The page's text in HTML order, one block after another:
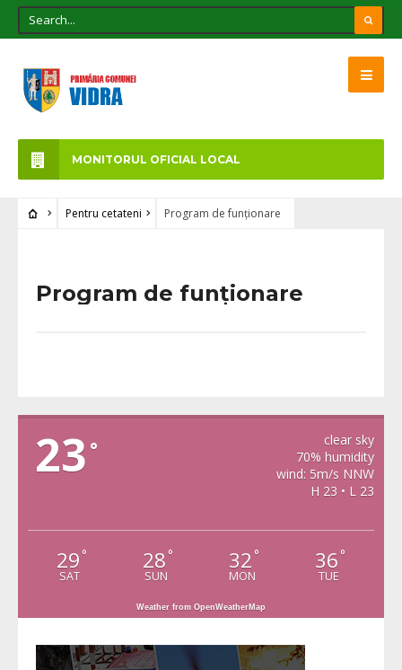
MONITORUL OFICIAL LOCAL
Pentru cetateni Program de funționare
Program de funționare
23 °
clear sky
70% humidity
wind: 5m/s NNW
H 23 • L 23
29 °
SAT
28 °
SUN
32 °
MON
36 °
TUE
Weather from OpenWeatherMap